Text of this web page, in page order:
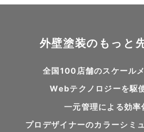
外壁塗装のもっと
全国100店舗のスケールメ
Webテクノロジーを駆
一元管理による効率
プロデザイナーのカラーシミ